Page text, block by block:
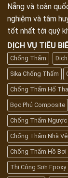
Nẵng và toàn
nghiệm và tâm
tốt nhất tới quý
DỊCH VỤ TIÊU
Chống Thấm
Sika Chống Thấm
Chống Thấm Hố
Bọc Phủ Composite
Chống Thấm Ngược
Chống Thấm Nhà Vệ
Chống Thấm Hồ Bơi
Thi Công Sơn Epoxy